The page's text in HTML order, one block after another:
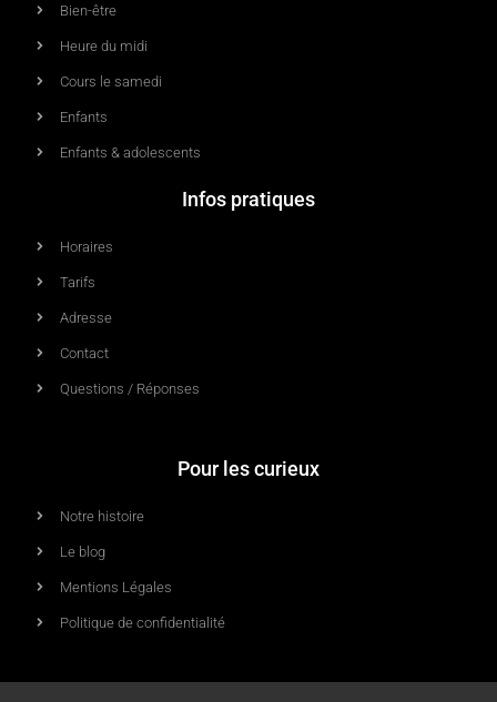
Bien-être
Heure du midi
Cours le samedi
Enfants
Enfants & adolescents
Infos pratiques
Horaires
Tarifs
Adresse
Contact
Questions / Réponses
Pour les curieux
Notre histoire
Le blog
Mentions Légales
Politique de confidentialité